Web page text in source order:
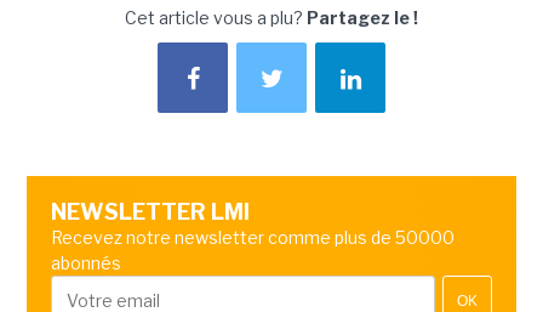
Cet article vous a plu? Partagez le !
NEWSLETTER LMI
Recevez notre newsletter comme plus de 50000
abonnés
OK